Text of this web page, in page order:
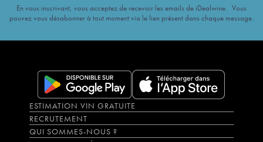
En vous inscrivant, vous acceptez de recevoir les emails de iDealwine. Vous
pouvez vous désabonner à tout moment via le lien présent dans chaque message.
ESTIMATION VIN GRATUITE
RECRUTEMENT
QUI SOMMES-NOUS ?